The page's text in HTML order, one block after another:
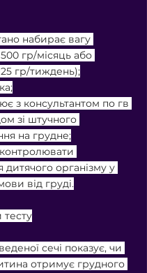
набирає вагу
гр/місяць або
гр/тиждень);
з консультантом по гв
зі штучного
на грудне;
дитячого організму у
від груді.
тесту
сечі показує, чи
отримує грудного